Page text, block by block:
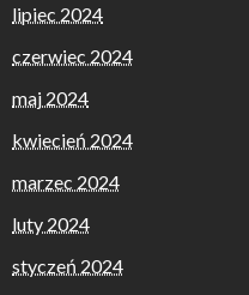
lipiec 2024
czerwiec 2024
maj 2024
kwiecień 2024
marzec 2024
luty 2024
styczeń 2024